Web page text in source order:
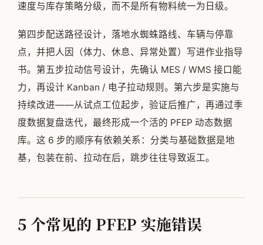
速度与库存策略分级，而不是所有物料统一为日级。
第四步配送路径设计，落地水蜘蛛路线、车辆与停靠
点，并把人因（体力、休息、异常处置）写进作业指导
书。第五步拉动信号设计，先确认 MES / WMS 接口能
力，再设计 Kanban / 电子拉动规则。第六步是实施与
持续改进——从试点工位起步，验证后推广，再通过季
度数据复盘迭代，最终形成一个活的 PFEP 动态数据
库。这 6 步的顺序有依赖关系：分类与基础数据是地
基，包装在前、拉动在后，跳步往往导致返工。
5 个常见的 PFEP 实施错误